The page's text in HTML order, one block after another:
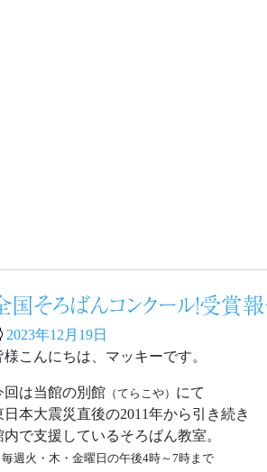
国そろばんコンクール！受賞
2023年12月19日
様こんにちは、マッキーです。
回は当館の別館 （てらこや） にて
日本大震災直後の2011年から引き続き
内で支援しているそろばん教室。
毎週火・木・金曜日の午後4時～7時まで